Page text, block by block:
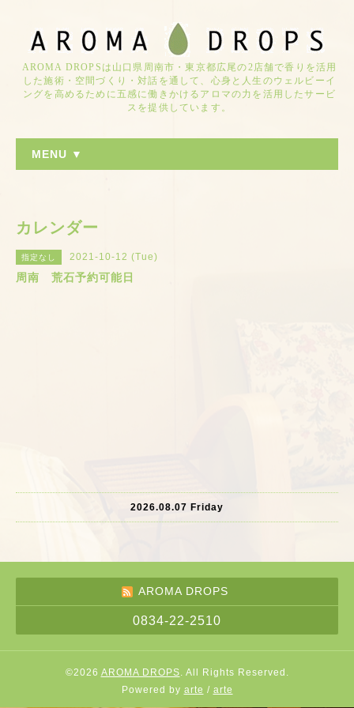
AROMA DROPSは山口県周南市・東京都広尾の2店舗で香りを活用
した施術・空間づくり・対話を通して、心身と人生のウェルビーイ
ングを高めるために五感に働きかけるアロマの力を活用したサービ
スを提供しています。
MENU ▼
カレンダー
指定なし 2021-10-12 (Tue)
周南 荒石予約可能日
2026.08.07 Friday
AROMA DROPS
0834-22-2510
©2026 AROMA DROPS. All Rights Reserved.
Powered by arte / arte